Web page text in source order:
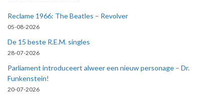
Reclame 1966: The Beatles – Revolver
05-08-2026
De 15 beste R.E.M. singles
28-07-2026
Parliament introduceert alweer een nieuw personage – Dr.
Funkenstein!
20-07-2026